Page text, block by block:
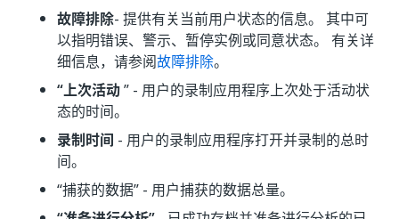
故障排除- 提供有关当前用户状态的信息。 其中可
以指明错误、警示、暂停实例或同意状态。 有关详
细信息，请参阅故障排除。
“上次活动” - 用户的录制应用程序上次处于活动状
态的时间。
录制时间 - 用户的录制应用程序打开并录制的总时
间。
“捕获的数据” - 用户捕获的数据总量。